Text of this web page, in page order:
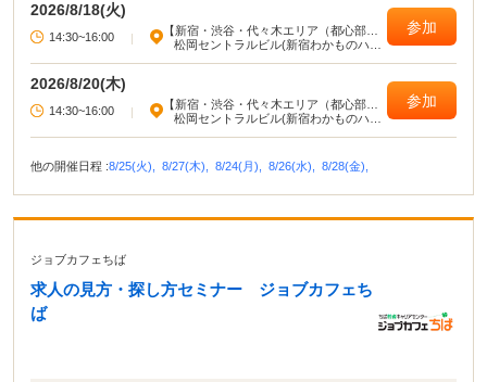
2026/8/18(火)
14:30~16:00 |
【新宿・渋谷・代々木エリア（都心部西
部）】
松岡セントラルビル(新宿わかものハロ
参加
2026/8/20(木)
14:30~16:00 |
【新宿・渋谷・代々木エリア（都心部西
部）】
松岡セントラルビル(新宿わかものハロ
参加
他の開催日程 :8/25(火), 8/27(木), 8/24(月), 8/26(水), 8/28(金),
ジョブカフェちば
求人の見方・探し方セミナー ジョブカフェち
ば